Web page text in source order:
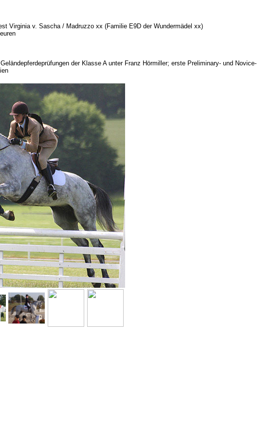
Virginia v. Sascha / Madruzzo xx (Familie E9D der Wundermädel xx)
der Klasse A unter Franz Hörmiller; erste Preliminary- und Novice-